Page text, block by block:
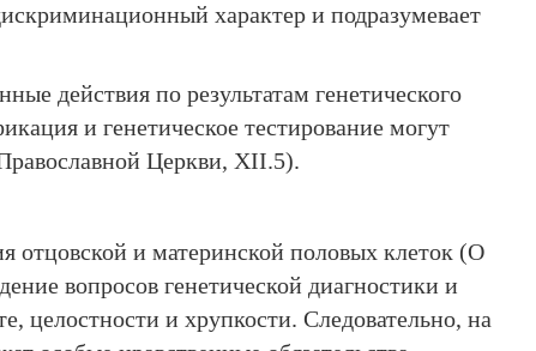
характер и подразумевает
действия по результатам генетического
и генетическое тестирование могут
Церкви, ХII.5).
отцовской и материнской половых клеток (О
вопросов генетической диагностики и
целостности и хрупкости. Следовательно, на